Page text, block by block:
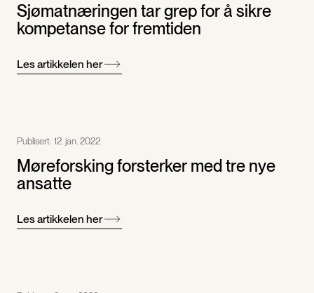
Sjømatnæringen tar grep for å sikre
kompetanse for fremtiden
Les artikkelen her
Publisert: 12. jan. 2022
Møreforsking forsterker med tre nye
ansatte
Les artikkelen her